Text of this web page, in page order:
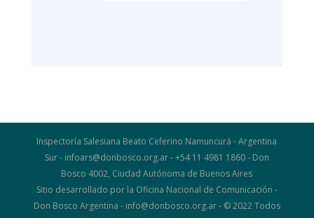
Inspectoría Salesiana Beato Ceferino Namuncurá - Argentina
Sur - infoars@donbosco.org.ar - +54 11 4981 1860 - Don
Bosco 4002, Ciudad Autónoma de Buenos Aires
Sitio desarrollado por la Oficina Nacional de Comunicación -
Don Bosco Argentina - info@donbosco.org.ar - © 2022 Todos